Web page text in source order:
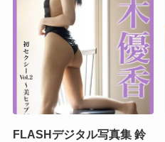
FLASHデジタル写真集 鈴